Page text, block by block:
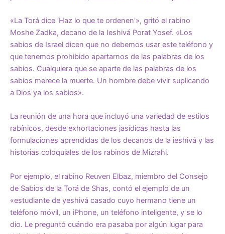
«La Torá dice ‘Haz lo que te ordenen'», gritó el rabino
Moshe Zadka, decano de la Ieshivá Porat Yosef. «Los
sabios de Israel dicen que no debemos usar este teléfono y
que tenemos prohibido apartarnos de las palabras de los
sabios. Cualquiera que se aparte de las palabras de los
sabios merece la muerte. Un hombre debe vivir suplicando
a Dios ya los sabios».
La reunión de una hora que incluyó una variedad de estilos
rabínicos, desde exhortaciones jasídicas hasta las
formulaciones aprendidas de los decanos de la ieshivá y las
historias coloquiales de los rabinos de Mizrahi.
Por ejemplo, el rabino Reuven Elbaz, miembro del Consejo
de Sabios de la Torá de Shas, contó el ejemplo de un
«estudiante de yeshivá casado cuyo hermano tiene un
teléfono móvil, un iPhone, un teléfono inteligente, y se lo
dio. Le preguntó cuándo era pasaba por algún lugar para